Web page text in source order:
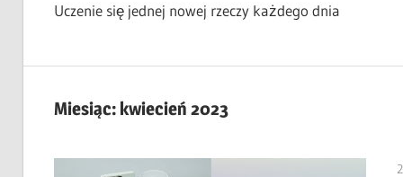
Uczenie się jednej nowej rzeczy każdego dnia
Miesiąc: kwiecień 2023